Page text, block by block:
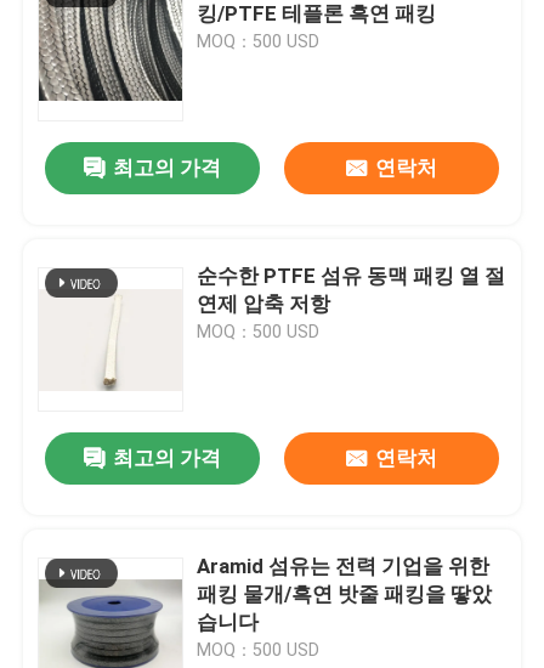
킹/PTFE 테플론 흑연 패킹
MOQ：500 USD
최고의 가격 연락처
순수한 PTFE 섬유 동맥 패킹 열 절
연제 압축 저항
MOQ：500 USD
최고의 가격 연락처
Aramid 섬유는 전력 기업을 위한
패킹 물개/흑연 밧줄 패킹을 땋았
습니다
MOQ：500 USD